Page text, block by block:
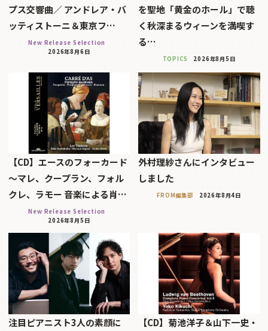
プス交響曲／ アンドレア・バ
ッティストーニ＆東京フ…
New Release Selection
2026年8月6日
を聖地「黄金のホール」で聴
く秋深まるウィーンを満喫す
る…
TOPICS 2026年8月5日
【CD】エースのフォーカード
～マレ、クープラン、フォル
クレ、ラモー 音楽による肖…
New Release Selection
2026年8月5日
外村理紗さんにインタビュー
しました
FROM編集部 2026年8月4日
注目ピアニスト3人の素顔に
【CD】菊池洋子＆山下一史・